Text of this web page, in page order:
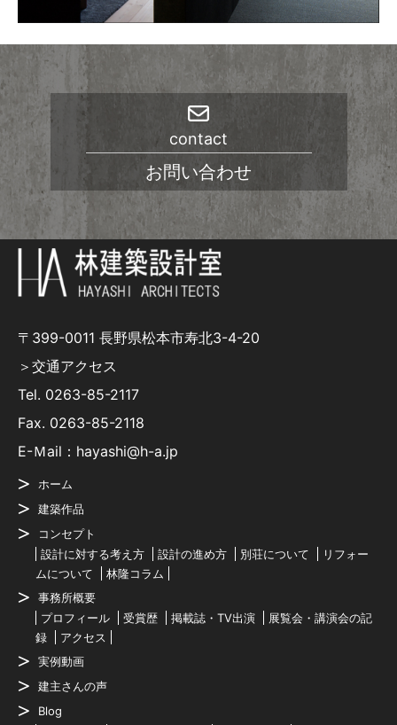
contact
お問い合わせ
〒399-0011 長野県松本市寿北3-4-20
＞交通アクセス
Tel. 0263-85-2117
Fax. 0263-85-2118
E-Ｍail：hayashi@h-a.jp
ホーム
建築作品
コンセプト
設計に対する考え方
設計の進め方 別荘について
リフォー
ムについて
林隆コラム
事務所概要
プロフィール
受賞歴 掲載誌・TV出演
展覧会・講演会の記
録
アクセス
実例動画
建主さんの声
Blog